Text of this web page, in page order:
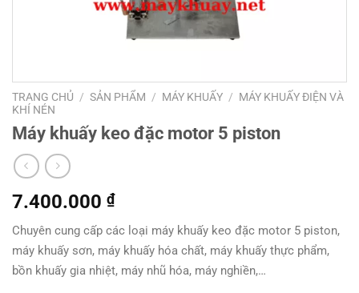
TRANG CHỦ / SẢN PHẨM / MÁY KHUẤY / MÁY KHUẤY ĐIỆN VÀ
KHÍ NÉN
Máy khuấy keo đặc motor 5 piston
7.400.000 ₫
Chuyên cung cấp các loại máy khuấy keo đặc motor 5 piston,
máy khuấy sơn, máy khuấy hóa chất, máy khuấy thực phẩm,
bồn khuấy gia nhiệt, máy nhũ hóa, máy nghiền,…